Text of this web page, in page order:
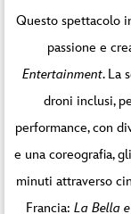
Questo spettacolo
passione e
Entertainment. La
droni inclusi,
performance, con
e una coreografia,
minuti attraverso
Francia: La Bella